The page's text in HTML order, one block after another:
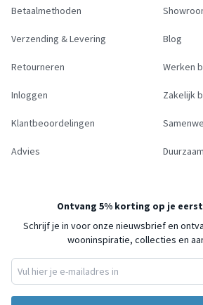
Betaalmethoden
Verzending & Levering
Retourneren
Inloggen
Klantbeoordelingen
Advies
Blog
Werken
Zakelijk
Ontvang 5% korting op je
Schrijf je in voor onze nieuwsbrief en
wooninspiratie, collecties en